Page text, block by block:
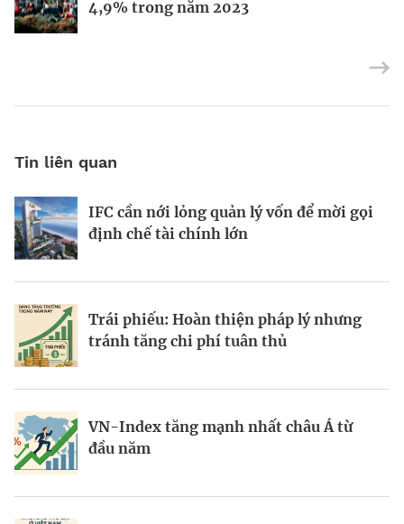
4,9% trong năm 2023
Tin liên quan
IFC cần nới lỏng quản lý vốn để mời gọi
định chế tài chính lớn
Trái phiếu: Hoàn thiện pháp lý nhưng
tránh tăng chi phí tuân thủ
VN-Index tăng mạnh nhất châu Á từ
đầu năm
Mùa xuân IPO trở lại
Cuộc đua tăng vốn trên thị trường
chứng khoán bắt đầu
Việt Nam dự kiến sẽ có tối đa 5 sàn giao
dịch tiền mã hóa
Lợi suất trái phiếu Chính phủ dự báo
tiếp tục tăng
Sức nóng VN-Index kéo margin lên
đỉnh 5 năm
Ai đang rót tiền kỷ lục vào chứng khoán
lúc này?